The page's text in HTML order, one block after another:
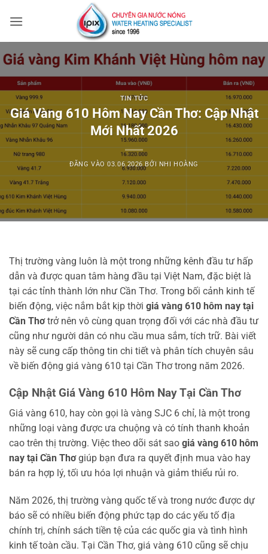
qua
dung
TIN TỨC
Giá Vàng 610 Hôm Nay Cần Thơ: Cập Nhật
Mới Nhất 2026
ĐĂNG VÀO03.06.2026 BỞI NHI HOÀNG
Thị trường vàng luôn là một trong những kênh đầu tư hấp
dẫn và được quan tâm hàng đầu tại Việt Nam, đặc biệt là
tại các tỉnh thành lớn như Cần Thơ. Trong bối cảnh kinh tế
biến động, việc nắm bắt kịp thời giá vàng 610 hôm nay tại
Cần Thơtrở nên vô cùng quan trọng đối với các nhà đầu tư
cũng như người dân có nhu cầu mua sắm, tích trữ. Bài viết
này sẽ cung cấp thông tin chi tiết và phân tích chuyên sâu
về biến động giá vàng 610 tại Cần Thơ trong năm 2026.
Cập Nhật Giá Vàng 610 Hôm Nay Tại Cần Thơ
Giá vàng 610, hay còn gọi là vàng SJC 6 chỉ, là một trong
những loại vàng được ưa chuộng và có tính thanh khoản
cao trên thị trường. Việc theo dõi sát sao giá vàng 610 hôm
nay tại Cần Thơgiúp bạn đưa ra quyết định mua vào hay
bán ra hợp lý, tối ưu hóa lợi nhuận và giảm thiểu rủi ro.
Năm 2026, thị trường vàng quốc tế và trong nước được dự
báo sẽ có nhiều biến động phức tạp do các yếu tố địa
chính trị, chính sách tiền tệ của các quốc gia và tình hình
kinh tế toàn cầu. Tại Cần Thơ, giá vàng 610 cũng sẽ chịu